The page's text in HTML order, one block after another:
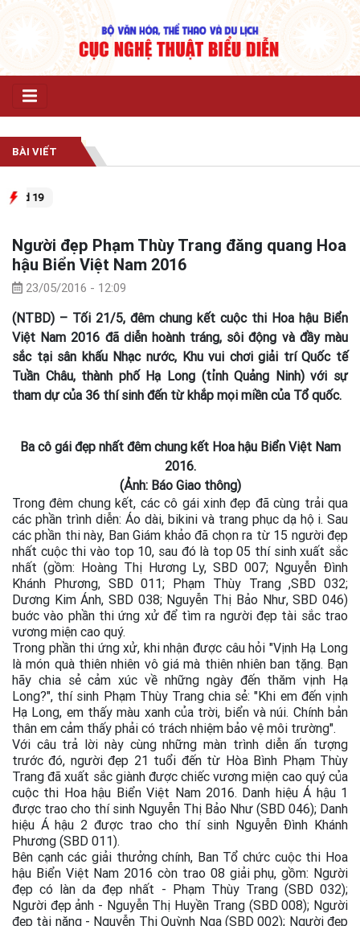
BÀI VIẾT
19
Người đẹp Phạm Thùy Trang đăng quang Hoa
hậu Biển Việt Nam 2016
23/05/2016 - 12:09
(NTBD) – Tối 21/5, đêm chung kết cuộc thi Hoa hậu Biển
Việt Nam 2016 đã diễn hoành tráng, sôi động và đầy màu
sắc tại sân khấu Nhạc nước, Khu vui chơi giải trí Quốc tế
Tuần Châu, thành phố Hạ Long (tỉnh Quảng Ninh) với sự
tham dự của 36 thí sinh đến từ khắp mọi miền của Tổ quốc.
Ba cô gái đẹp nhất đêm chung kết Hoa hậu Biển Việt Nam
2016.
(Ảnh: Báo Giao thông)
Trong đêm chung kết, các cô gái xinh đẹp đã cùng trải qua
các phần trình diễn: Áo dài, bikini và trang phục dạ hội. Sau
các phần thi này, Ban Giám khảo đã chọn ra từ 15 người đẹp
nhất cuộc thi vào top 10, sau đó là top 05 thí sinh xuất sắc
nhất (gồm: Hoàng Thị Hương Ly, SBD 007; Nguyễn Đình
Khánh Phương, SBD 011; Phạm Thùy Trang ,SBD 032;
Dương Kim Ánh, SBD 038; Nguyễn Thị Bảo Như, SBD 046)
buớc vào phần thi ứng xử để tìm ra người đẹp tài sắc trao
vương miện cao quý.
Trong phần thi ứng xử, khi nhận được câu hỏi "Vịnh Hạ Long
là món quà thiên nhiên vô giá mà thiên nhiên ban tặng. Bạn
hãy chia sẻ cảm xúc về những ngày đến thăm vịnh Hạ
Long?", thí sinh Phạm Thùy Trang chia sẻ: "Khi em đến vịnh
Hạ Long, em thấy màu xanh của trời, biển và núi. Chính bản
thân em cảm thấy phải có trách nhiệm bảo vệ môi trường".
Với câu trả lời này cùng những màn trình diễn ấn tượng
trước đó, người đẹp 21 tuổi đến từ Hòa Bình Phạm Thùy
Trang đã xuất sắc giành được chiếc vương miện cao quý của
cuộc thi Hoa hậu Biển Việt Nam 2016. Danh hiệu Á hậu 1
được trao cho thí sinh Nguyễn Thị Bảo Như (SBD 046); Danh
hiệu Á hậu 2 được trao cho thí sinh Nguyễn Đình Khánh
Phương (SBD 011).
Bên cạnh các giải thưởng chính, Ban Tổ chức cuộc thi Hoa
hậu Biển Việt Nam 2016 còn trao 08 giải phụ, gồm: Người
đẹp có làn da đẹp nhất - Phạm Thùy Trang (SBD 032);
Người đẹp ảnh - Nguyễn Thị Huyền Trang (SBD 008); Người
đẹp tài năng - Nguyễn Thị Quỳnh Nga (SBD 002); Người đẹp